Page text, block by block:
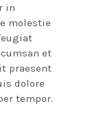
in
molestie
et
praesent
dolore
tempor.